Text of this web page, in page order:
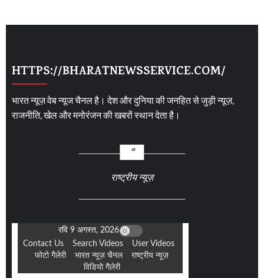
HTTPS://BHARATNEWSSERVICE.COM/
भारत न्यूज़ वेब न्यूज चैनल है। देश और दुनिया की जनहित से जुड़ी न्यूज़,
राजनीति, खेल और मनोरंजन की खबरों स्थान देता है।
राष्ट्रीय न्यूज़